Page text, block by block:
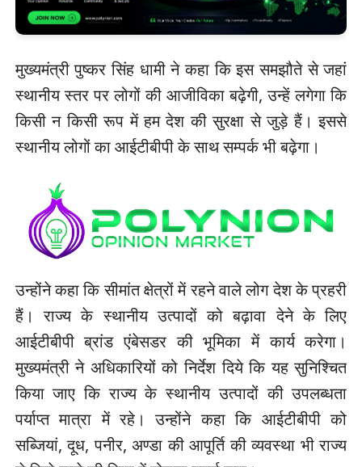
मुख्यमंत्री पुष्कर सिंह धामी ने कहा कि इस समझौते से जहां
स्थानीय स्तर पर लोगों की आजीविका बढ़ेगी, उन्हें लगेगा कि
किसी न किसी रूप में हम देश की सुरक्षा से जुड़े हैं। इससे
स्थानीय लोगों का आईटीबीपी के साथ सम्पर्क भी बढ़ेगा।
उन्होंने कहा कि सीमांत क्षेत्रों में रहने वाले लोग देश के प्रहरी
हैं। राज्य के स्थानीय उत्पादों को बढ़ावा देने के लिए
आईटीबीपी ब्रांड एंबेसडर की भूमिका में कार्य करेगा।
मुख्यमंत्री ने अधिकारियों को निर्देश दिये कि यह सुनिश्चित
किया जाए कि राज्य के स्थानीय उत्पादों की उपलब्धता
पर्याप्त मात्रा में रहे। उन्होंने कहा कि आईटीबीपी को
सब्जियां, दूध, पनीर, अण्डा की आपूर्ति की व्यवस्था भी राज्य